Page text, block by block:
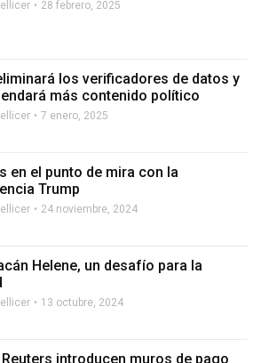
28 febrero, 2025
los verificadores de datos y
más contenido político
7 enero, 2025
en el punto de mira con la
Trump
24 noviembre, 2024
Helene, un desafío para la
13 octubre, 2024
Reuters introducen muros de pago